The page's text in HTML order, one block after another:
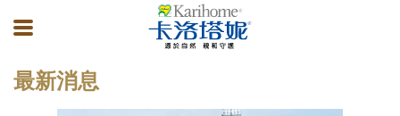
最新消息